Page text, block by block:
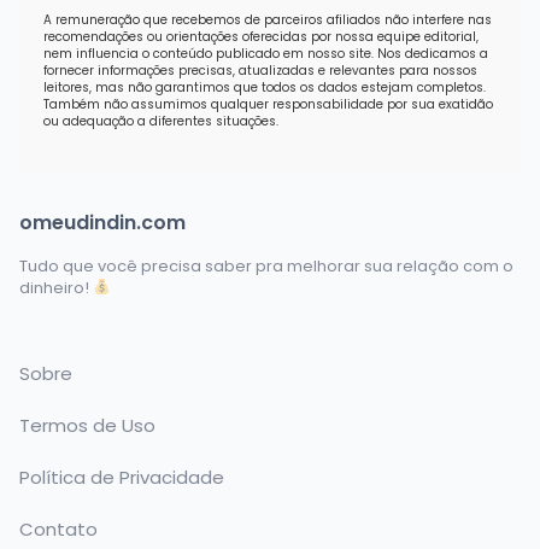
A remuneração que recebemos de parceiros afiliados não interfere nas
recomendações ou orientações oferecidas por nossa equipe editorial,
nem influencia o conteúdo publicado em nosso site. Nos dedicamos a
fornecer informações precisas, atualizadas e relevantes para nossos
leitores, mas não garantimos que todos os dados estejam completos.
Também não assumimos qualquer responsabilidade por sua exatidão
ou adequação a diferentes situações.
omeudindin.com
Tudo que você precisa saber pra melhorar sua relação com o
dinheiro!
Sobre
Termos de Uso
Política de Privacidade
Contato